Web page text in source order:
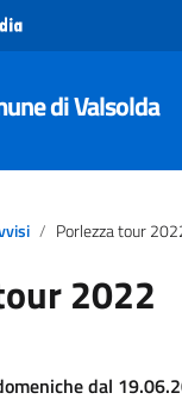
di Valsolda
Porlezza tour
2022
dal